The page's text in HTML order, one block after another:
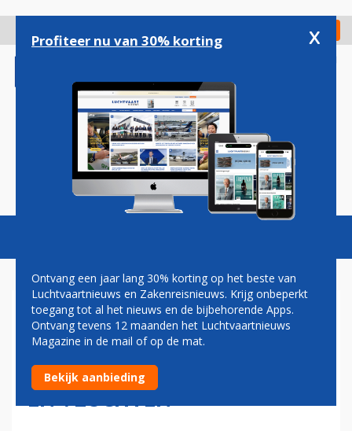
gaan
Check in
Magazine Podcasts Vacatures
DRUKTE OP DE ROUTE
TUSSEN SCHIPHOL EN
MONTREAL: MEER AIRLINES
EN VLUCHTEN
Profiteer nu van 30% korting x
Ontvang een jaar lang 30% korting op het beste van
Luchtvaartnieuws en Zakenreisnieuws. Krijg onbeperkt
toegang tot al het nieuws en de bijbehorende Apps.
Ontvang tevens 12 maanden het Luchtvaartnieuws
Magazine in de mail of op de mat.
Bekijk aanbieding